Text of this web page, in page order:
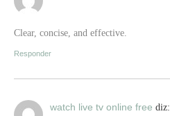
Clear, concise, and effective.
Responder
watch live tv online free diz: